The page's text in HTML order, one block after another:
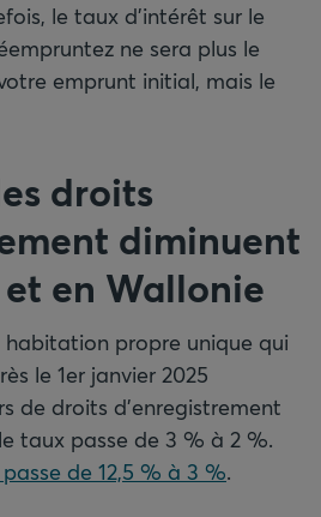
le taux d’intérêt sur le
ne sera plus le
emprunt initial, mais le
droits
diminuent
en Wallonie
habitation propre unique qui
le 1er janvier 2025
de droits d’enregistrement
taux passe de 3 % à 2 %.
de 12,5 % à 3 %.